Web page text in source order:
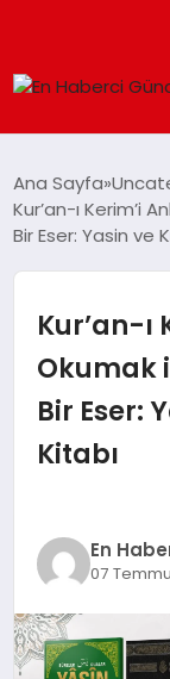
SPOR
MAGAZIN
EKONOMI
SIYASET
Ana Sayfa
Kur’an-ı Kerim’i
Bir Eser: Yasin ve
Kur’an-
Okumak
Bir Eser:
Kitabı
En
07